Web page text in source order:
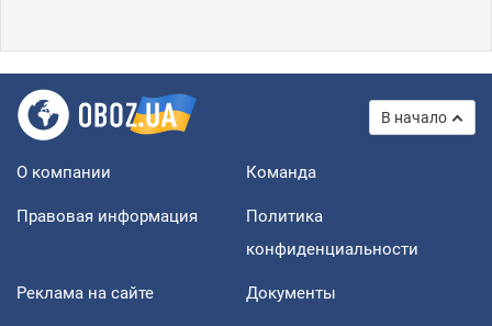
В начало
О компании Команда
Правовая информация
Политика
конфиденциальности
Реклама на сайте Документы